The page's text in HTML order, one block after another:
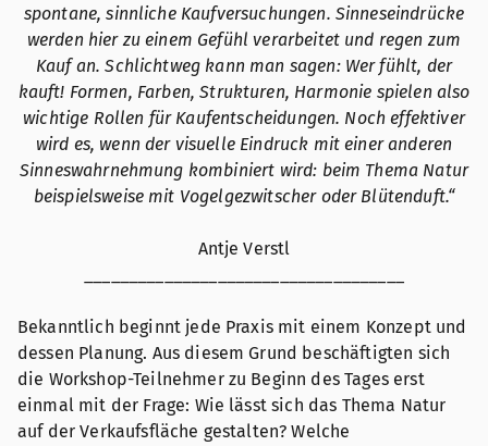
spontane, sinnliche Kaufversuchungen. Sinneseindrücke
werden hier zu einem Gefühl verarbeitet und regen zum
Kauf an. Schlichtweg kann man sagen: Wer fühlt, der
kauft! Formen, Farben, Strukturen, Harmonie spielen also
wichtige Rollen für Kaufentscheidungen. Noch effektiver
wird es, wenn der visuelle Eindruck mit einer anderen
Sinneswahrnehmung kombiniert wird: beim Thema Natur
beispielsweise mit Vogelgezwitscher oder Blütenduft.“
Antje Verstl
Bekanntlich beginnt jede Praxis mit einem Konzept und
dessen Planung. Aus diesem Grund beschäftigten sich
die Workshop-Teilnehmer zu Beginn des Tages erst
einmal mit der Frage: Wie lässt sich das Thema Natur
auf der Verkaufsfläche gestalten? Welche